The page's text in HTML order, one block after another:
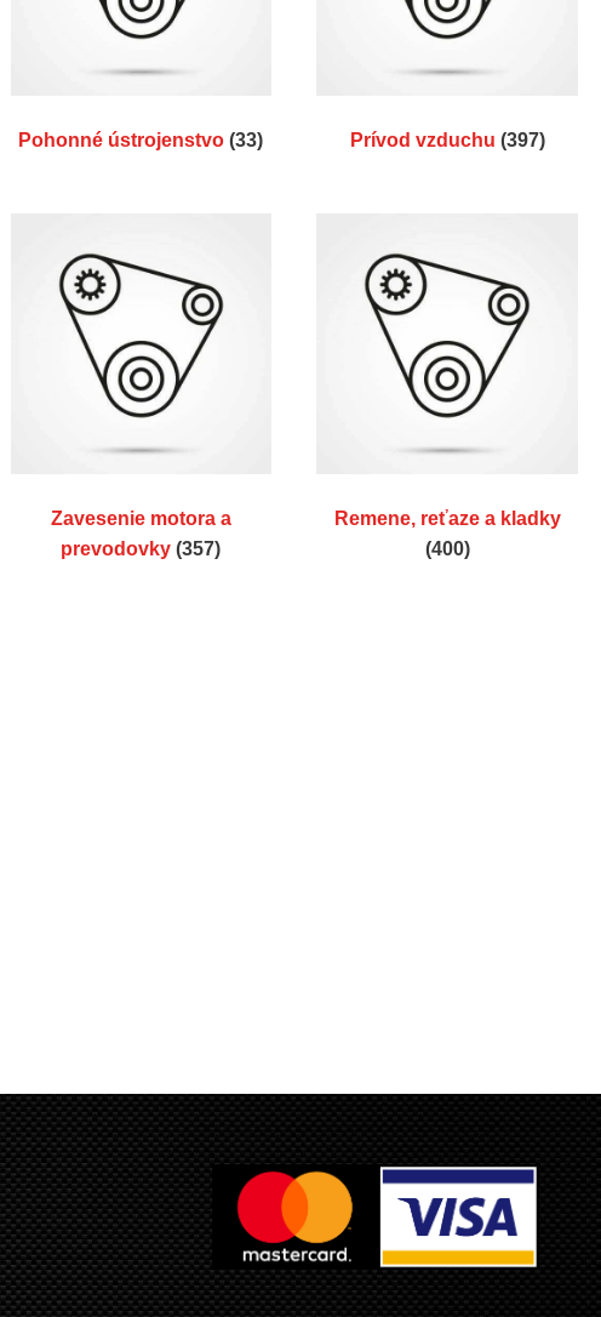
Pohonné ústrojenstvo(33) Prívod vzduchu (397)
Zavesenie motora a
prevodovky(357)
Remene, reťaze a kladky
(400)